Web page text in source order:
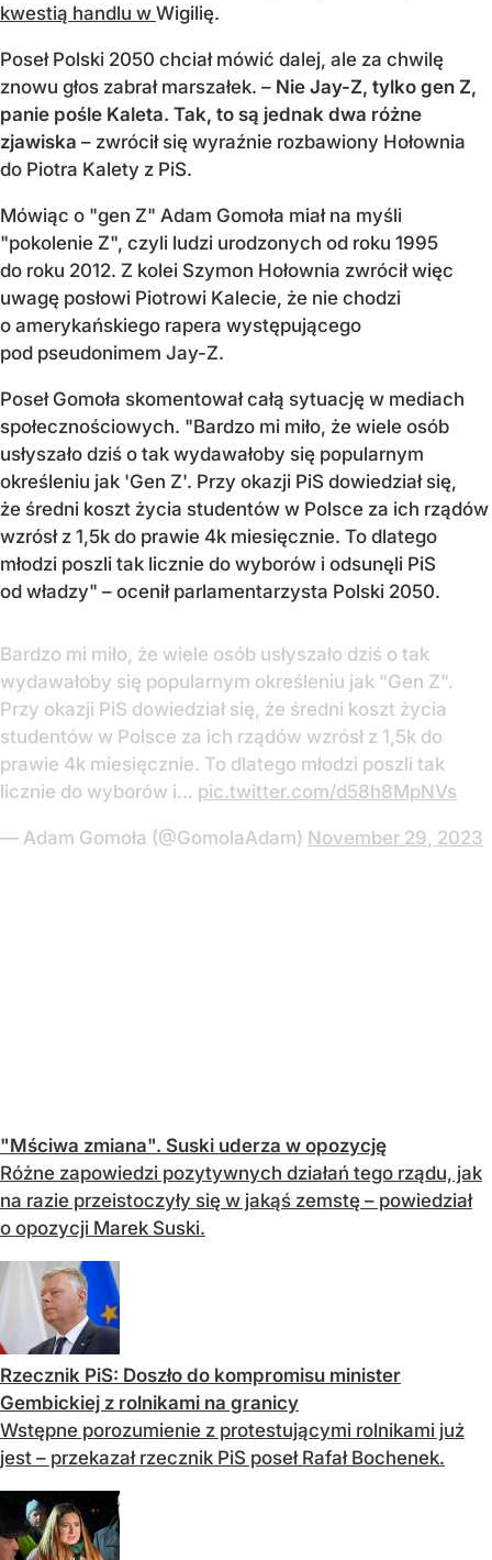
kwestią handlu w Wigilię.
Poseł Polski 2050 chciał mówić dalej, ale za chwilę
znowu głos zabrał marszałek. – Nie Jay-Z, tylko gen Z,
panie pośle Kaleta. Tak, to są jednak dwa różne
zjawiska – zwrócił się wyraźnie rozbawiony Hołownia
do Piotra Kalety z PiS.
Mówiąc o "gen Z" Adam Gomoła miał na myśli
"pokolenie Z", czyli ludzi urodzonych od roku 1995
do roku 2012. Z kolei Szymon Hołownia zwrócił więc
uwagę posłowi Piotrowi Kalecie, że nie chodzi
o amerykańskiego rapera występującego
pod pseudonimem Jay-Z.
Poseł Gomoła skomentował całą sytuację w mediach
społecznościowych. "Bardzo mi miło, że wiele osób
usłyszało dziś o tak wydawałoby się popularnym
określeniu jak 'Gen Z'. Przy okazji PiS dowiedział się,
że średni koszt życia studentów w Polsce za ich rządów
wzrósł z 1,5k do prawie 4k miesięcznie. To dlatego
młodzi poszli tak licznie do wyborów i odsunęli PiS
od władzy" – ocenił parlamentarzysta Polski 2050.
Bardzo mi miło, że wiele osób usłyszało dziś o tak
wydawałoby się popularnym określeniu jak "Gen Z".
Przy okazji PiS dowiedział się, że średni koszt życia
studentów w Polsce za ich rządów wzrósł z 1,5k do
prawie 4k miesięcznie. To dlatego młodzi poszli tak
licznie do wyborów i… pic.twitter.com/d58h8MpNVs
— Adam Gomoła (@GomolaAdam) November 29, 2023
"Mściwa zmiana". Suski uderza w opozycję
Różne zapowiedzi pozytywnych działań tego rządu, jak
na razie przeistoczyły się w jakąś zemstę – powiedział
o opozycji Marek Suski.
Rzecznik PiS: Doszło do kompromisu minister
Gembickiej z rolnikami na granicy
Wstępne porozumienie z protestującymi rolnikami już
jest – przekazał rzecznik PiS poseł Rafał Bochenek.